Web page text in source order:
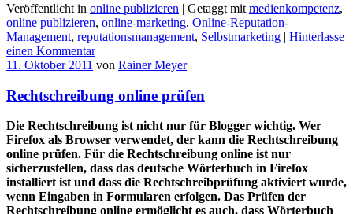
Veröffentlicht in online publizieren | Getaggt mit medienkompetenz,
online publizieren, online-marketing, Online-Reputation-
Management, reputationsmanagement, Selbstmarketing | Hinterlasse
einen Kommentar
11. Oktober 2011 von Rainer Meyer
Rechtschreibung online prüfen
Die Rechtschreibung ist nicht nur für Blogger wichtig. Wer
Firefox als Browser verwendet, der kann die Rechtschreibung
online prüfen. Für die Rechtschreibung online ist nur
sicherzustellen, dass das deutsche Wörterbuch in Firefox
installiert ist und dass die Rechtschreibprüfung aktiviert wurde,
wenn Eingaben in Formularen erfolgen. Das Prüfen der
Rechtschreibung online ermöglicht es auch, dass Wörterbuch